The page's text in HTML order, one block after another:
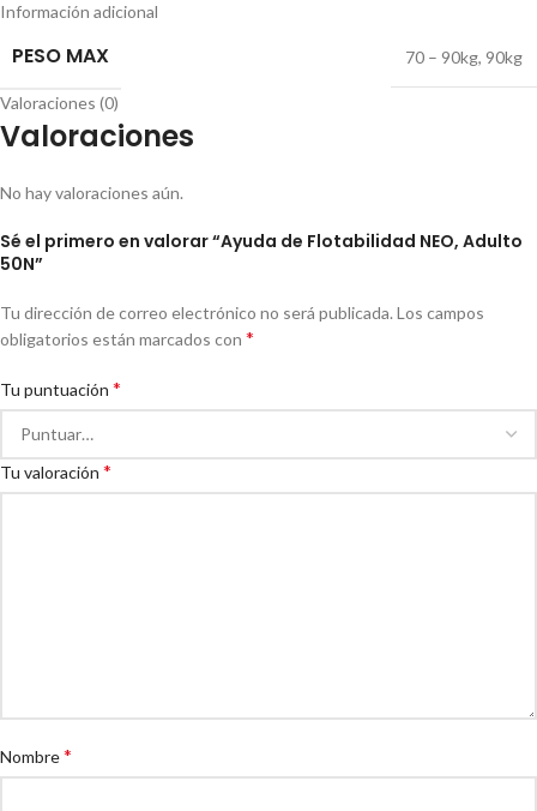
Información adicional
PESO MAX 70 – 90kg, 90kg
Valoraciones (0)
Valoraciones
No hay valoraciones aún.
Sé el primero en valorar “Ayuda de Flotabilidad NEO, Adulto
50N”
Tu dirección de correo electrónico no será publicada.Los campos
obligatorios están marcados con *
Tu puntuación *
Tu valoración *
Nombre*